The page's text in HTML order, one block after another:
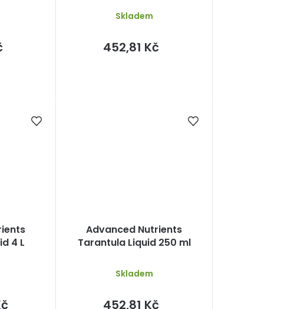
Skladem
452,81 Kč
4 L
Advanced Nutrients
Tarantula Liquid 250 ml
Skladem
452,81 Kč